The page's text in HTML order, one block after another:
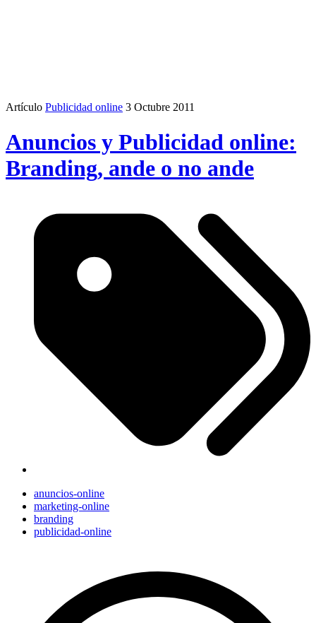
Artículo Publicidad online 3 Octubre 2011
Anuncios y Publicidad online:
Branding, ande o no ande
anuncios-online
marketing-online
branding
publicidad-online